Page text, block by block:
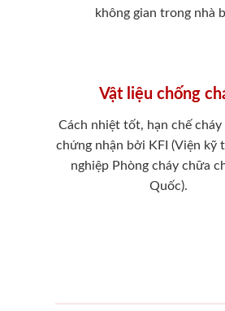
không gian trong nhà
Vật liệu chống
Cách nhiệt tốt, hạn chế
chứng nhận bởi KFI (Viện kỹ
nghiệp Phòng cháy chữa
Quốc).